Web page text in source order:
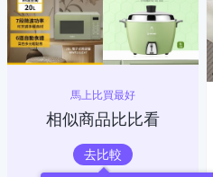
馬上比買最好
相似商品比比看
去比較